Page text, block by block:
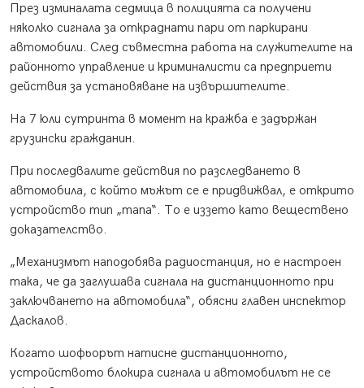
През изминалата седмица в полицията са получени
няколко сигнала за откраднати пари от паркирани
автомобили. След съвместна работа на служителите на
районното управление и криминалисти са предприети
действия за установяване на извършителите.
На 7 юли сутринта в момент на кражба е задържан
грузински гражданин.
При последвалите действия по разследването в
автомобила, с който мъжът се е придвижвал, е открито
устройство тип „тапа“. То е иззето като веществено
доказателство.
„Механизмът наподобява радиостанция, но е настроен
така, че да заглушава сигнала на дистанционното при
заключването на автомобила“, обясни главен инспектор
Даскалов.
Когато шофьорът натисне дистанционното,
устройството блокира сигнала и автомобилът не се